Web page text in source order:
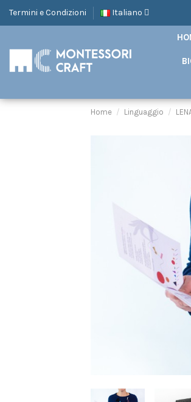
Termini e Condizioni Italiano
Home Linguaggio